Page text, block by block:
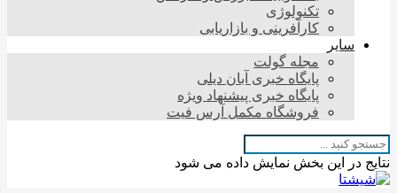
تکنولوژی
کارآفرینی و بازاریابی
سایر
مجله گولت
پایگاه خبری آبان دیلی
پایگاه خبری پیشنهاد ویژه
فروشگاه مکمل آرس فیت
نتایج در این بخش نمایش داده می شود